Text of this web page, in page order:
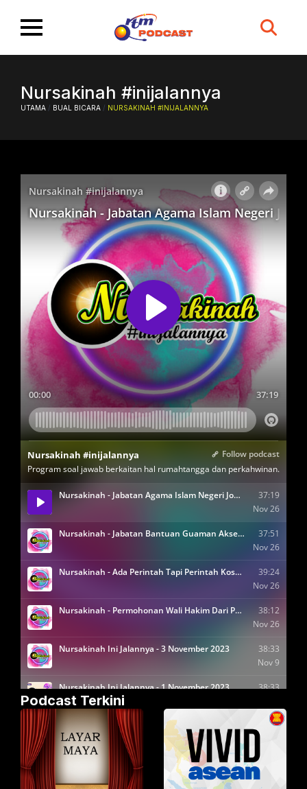
Search
Nursakinah #inijalannya
UTAMA / BUAL BICARA / NURSAKINAH #INIJALANNYA
Podcast Terkini